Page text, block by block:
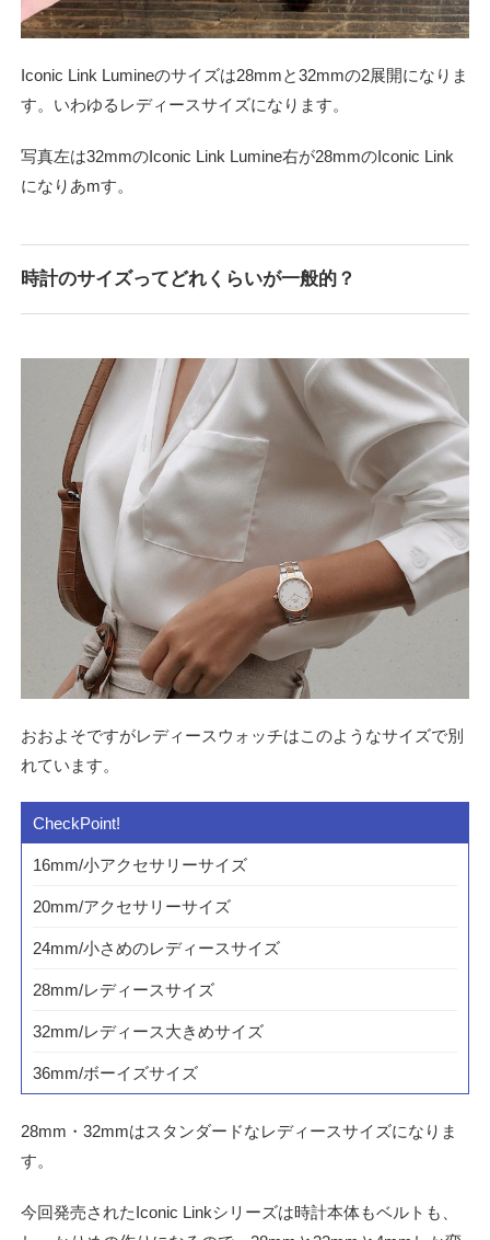
Iconic Link Lumineのサイズは28mmと32mmの2展開になりま
す。いわゆるレディースサイズになります。
写真左は32mmのIconic Link Lumine右が28mmのIconic Link
になりあmす。
時計のサイズってどれくらいが一般的？
おおよそですがレディースウォッチはこのようなサイズで別
れています。
16mm/小アクセサリーサイズ
20mm/アクセサリーサイズ
24mm/小さめのレディースサイズ
28mm/レディースサイズ
32mm/レディース大きめサイズ
36mm/ボーイズサイズ
28mm・32mmはスタンダードなレディースサイズになりま
す。
今回発売されたIconic Linkシリーズは時計本体もベルトも、